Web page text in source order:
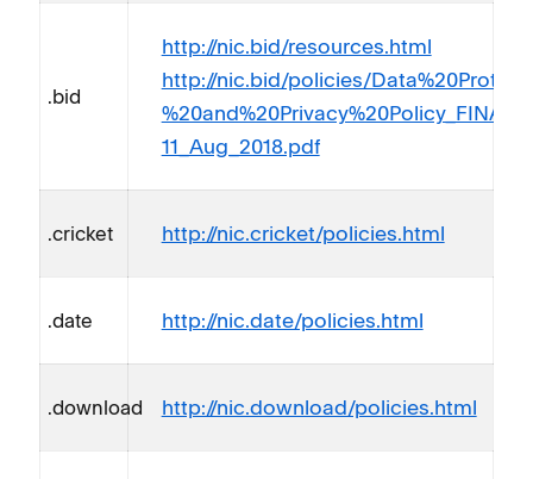
.bid
http://nic.bid/resources.html
http://nic.bid/policies/
11_Aug_2018.pdf
.cricket http://nic.cricket/policies.html
.date http://nic.date/policies.html
.download http://nic.download/policies.html